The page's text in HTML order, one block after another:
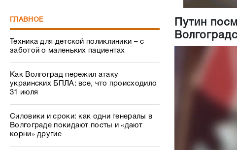
ГЛАВНОЕ
Техника для детской поликлиники – с
заботой о маленьких пациентах
Как Волгоград пережил атаку
украинских БПЛА: все, что происходило
31 июля
Силовики и сроки: как одни генералы в
Волгограде покидают посты и «дают
корни» другие
Путин